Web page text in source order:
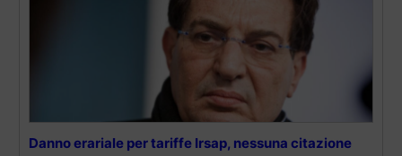
Danno erariale per tariffe Irsap, nessuna citazione